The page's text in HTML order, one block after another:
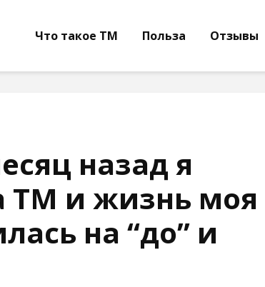
Что такое ТМ Польза Отзывы
назад я
ТМ и жизнь моя
на “до” и